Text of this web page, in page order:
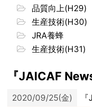
品質向上(H29)
生産技術(H30)
JRA養蜂
生産技術(H31)
『JAICAF
2020/09/25(金)